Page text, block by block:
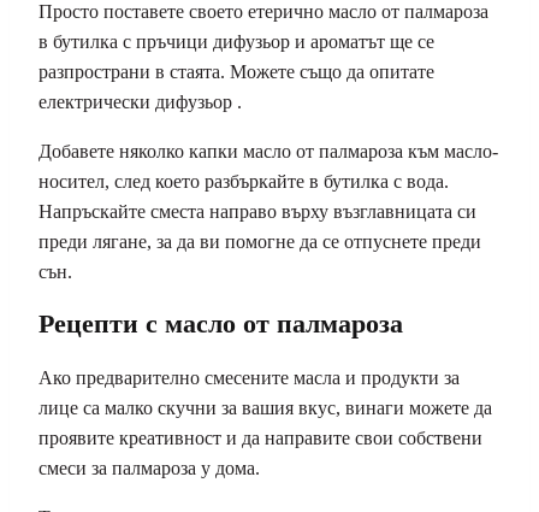
Просто поставете своето етерично масло от палмароза
в бутилка с пръчици дифузьор и ароматът ще се
разпространи в стаята. Можете също да опитате
електрически дифузьор .
Добавете няколко капки масло от палмароза към масло-
носител, след което разбъркайте в бутилка с вода.
Напръскайте сместа направо върху възглавницата си
преди лягане, за да ви помогне да се отпуснете преди
сън.
Рецепти с масло от палмароза
Ако предварително смесените масла и продукти за
лице са малко скучни за вашия вкус, винаги можете да
проявите креативност и да направите свои собствени
смеси за палмароза у дома.